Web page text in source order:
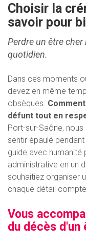
Choisir la
savoir pour
Perdre un être
quotidien.
Dans ces moments
devez en même
obsèques.
défunt tout en
Port-sur-Saône,
sentir épaulé
guide avec
administrative en un
souhaitiez organiser
chaque détail
Vous
du décès d'un